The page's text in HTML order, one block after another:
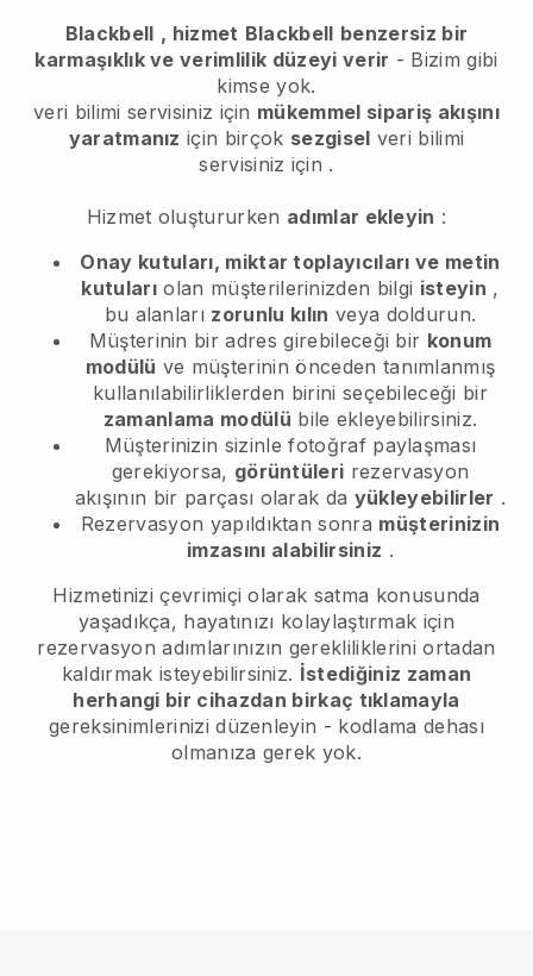
Blackbell , hizmet Blackbell benzersiz bir
karmaşıklık ve verimlilik düzeyi verir - Bizim gibi
kimse yok.
veri bilimi servisiniz için mükemmel sipariş akışını
yaratmanız için birçok sezgisel veri bilimi
servisiniz için .
Hizmet oluştururken adımlar ekleyin :
Onay kutuları, miktar toplayıcıları ve metin
kutuları olan müşterilerinizden bilgi isteyin ,
bu alanları zorunlu kılın veya doldurun.
Müşterinin bir adres girebileceği bir konum
modülü ve müşterinin önceden tanımlanmış
kullanılabilirliklerden birini seçebileceği bir
zamanlama modülü bile ekleyebilirsiniz.
Müşterinizin sizinle fotoğraf paylaşması
gerekiyorsa, görüntüleri rezervasyon
akışının bir parçası olarak da yükleyebilirler .
Rezervasyon yapıldıktan sonra müşterinizin
imzasını alabilirsiniz .
Hizmetinizi çevrimiçi olarak satma konusunda
yaşadıkça, hayatınızı kolaylaştırmak için
rezervasyon adımlarınızın gerekliliklerini ortadan
kaldırmak isteyebilirsiniz. İstediğiniz zaman
herhangi bir cihazdan birkaç tıklamayla
gereksinimlerinizi düzenleyin - kodlama dehası
olmanıza gerek yok.